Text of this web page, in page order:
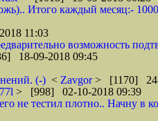
Итого каждый месяц:-
11:03
возможность
18-09-2018 09:45
(-) < Zavgor> [1170] 24-
> [998] 02-10-2018 09:39
не тестил плотно.. Начну в